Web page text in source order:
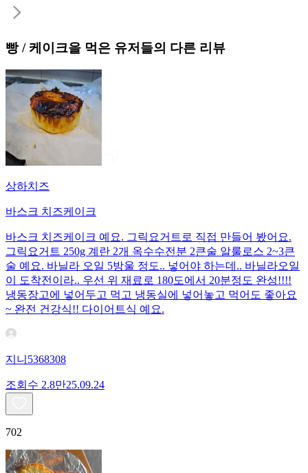
빵 / 케이크을 먹은 유저들의 다른 리뷰
상하치즈
바스크 치즈케이크
바스크 치즈케이크 예요. 그릭요거트로 직접 만들어 봤어요.
그릭요거트 250g 계란 2개 옥수수전분 2큰술 알룰로스 2~3큰
술 예요. 바닐라 오일 5방울 정도.. 넣어야 하는데.. 바닐라오일
이 도착전이라.. 우선 위 재료로 180도에서 20분정도 완성!!!!
냉동장고에 넣어두고 먹고 냉동실에 넣어놓고 먹어도 좋아요
~ 완전 건강식!! 다이어트식 예요.
지니5368308
조회수 2.8만25.09.24
702